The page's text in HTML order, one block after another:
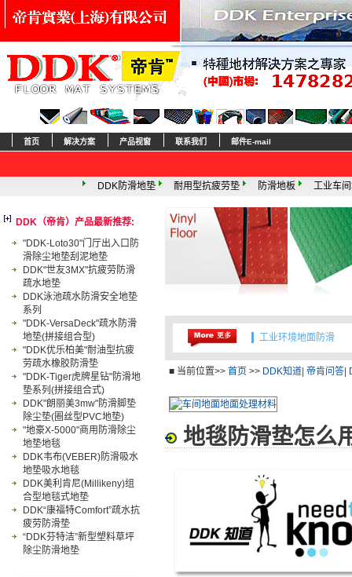
耐用型抗疲劳垫 防滑地板 工业车间地面处理 门垫
首页 解决方案 产品视窗 联系我们 邮件E-mail
DDK（帝肯）产品最新推荐:
"DDK-Loto30"门厅出入口防
滑除尘地垫刮泥地垫
DDK"世友3MX"抗疲劳防滑
疏水地垫
DDK泳池疏水防滑安全地垫
系列
"DDK-VersaDeck"疏水防滑
地垫(拼接组合型)
"DDK优乐柏美"耐油型抗疲
劳疏水橡胶防滑垫
"DDK-Tiger虎牌星钻"防滑地
垫系列(拼接组合式)
DDK"朗丽美3mw"防滑脚垫
除尘垫(圈丝型PVC地垫)
"地豪X-5000"商用防滑除尘
地垫地毯
DDK韦布(VEBER)防滑吸水
地垫吸水地毯
DDK美利肯尼(Millikeny)组
合型地毯式地垫
DDK“康福特Comfort”疏水抗
疲劳防滑垫
“DDK芬特洁”新型塑料草坪
除尘防滑地垫
工业环境地面防滑
卫浴防滑垫 工
■ 当前位置>> 首页 >> DDK知道| 帝肯问答|
地毯防滑垫怎么